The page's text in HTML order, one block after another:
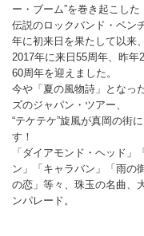
ー・ブーム”を巻き起こした
伝説のロックバンド・ベン
年に初来日を果たして以来、
2017年に来日55周年、昨年
60周年を迎えました。
今や「夏の風物詩」となっ
ズのジャパン・ツアー、
“テケテケ”旋風が真岡の街
す！
「ダイアモンド・ヘッド」
ン」「キャラバン」「雨の
の恋」等々、珠玉の名曲、
ンパレード。